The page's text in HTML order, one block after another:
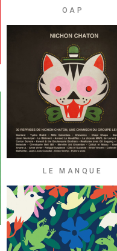
OAP
LE MANQUE